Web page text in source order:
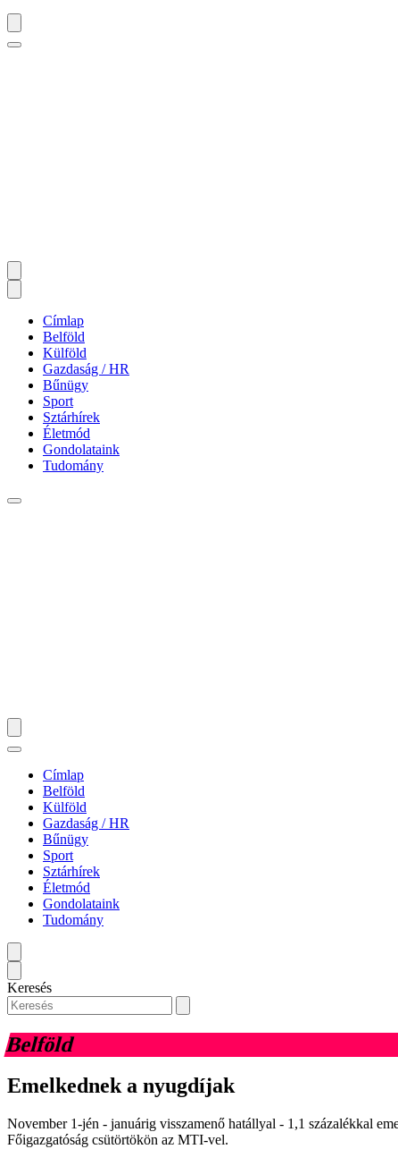
Címlap
Belföld
Külföld
Gazdaság / HR
Bűnügy
Sport
Sztárhírek
Életmód
Gondolataink
Tudomány
Címlap
Belföld
Külföld
Gazdaság / HR
Bűnügy
Sport
Sztárhírek
Életmód
Gondolataink
Tudomány
Keresés
Belföld
Emelkednek a nyugdíjak
November 1-jén - januárig visszamenő hatállyal - 1,1 százalékkal
Főigazgatóság csütörtökön az MTI-vel.